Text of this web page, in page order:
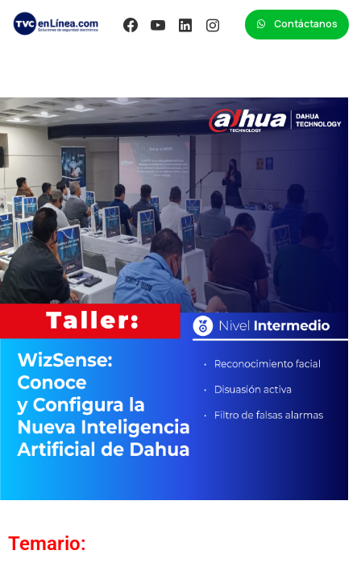
Contáctanos
Temario: